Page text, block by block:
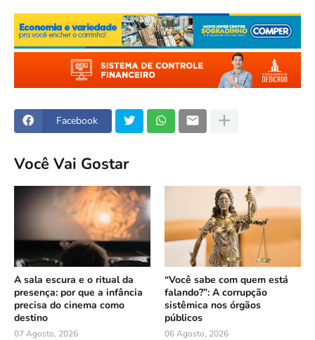
Facebook
Você Vai Gostar
A sala escura e o ritual da
presença: por que a infância
precisa do cinema como
destino
07 Agosto, 2026
“Você sabe com quem está
falando?”: A corrupção
sistêmica nos órgãos
públicos
06 Agosto, 2026